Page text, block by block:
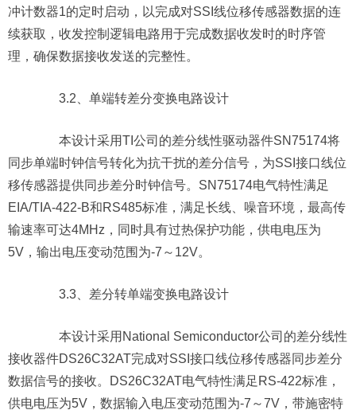
冲计数器1的定时启动，以完成对SSI线位移传感器数据的连
续获取，收发控制逻辑电路用于完成数据收发时的时序管
理，确保数据接收发送的完整性。
3.2、单端转差分变换电路设计
本设计采用TI公司的差分线性驱动器件SN75174将
同步单端时钟信号转化为抗干扰的差分信号，为SSI接口线位
移传感器提供同步差分时钟信号。SN75174电气特性满足
EIA/TIA-422-B和RS485标准，满足长线、噪音环境，最高传
输速率可达4MHz，同时具有过热保护功能，供电电压为
5V，输出电压变动范围为-7～12V。
3.3、差分转单端变换电路设计
本设计采用National Semiconductor公司的差分线性
接收器件DS26C32AT完成对SSI接口线位移传感器同步差分
数据信号的接收。DS26C32AT电气特性满足RS-422标准，
供电电压为5V，数据输入电压变动范围为-7～7V，带施密特